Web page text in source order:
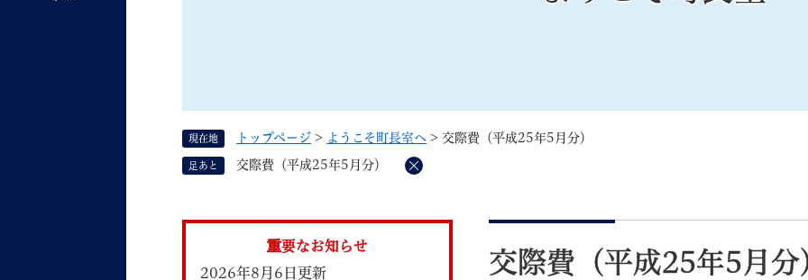
ム
くらしの情報 しごと・町づくり
組織で探す
現在地 トップページ > ようこそ町長室へ > 交際費（平成25年5月分）
足あと 交際費（平成25年5月分）
削
文
交際費（平成25年5月分
重要なお知らせ
2026年8月6日更新